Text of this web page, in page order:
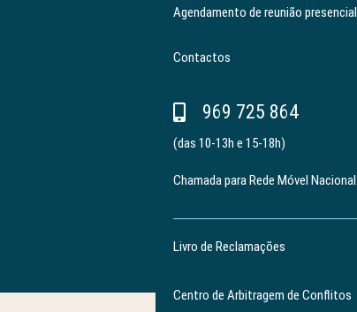
Agendamento de reunião presencial
Contactos
969 725 864
(das 10-13h e 15-18h)
Chamada para Rede Móvel Nacional
Livro de Reclamações
Centro de Arbitragem de Conflitos